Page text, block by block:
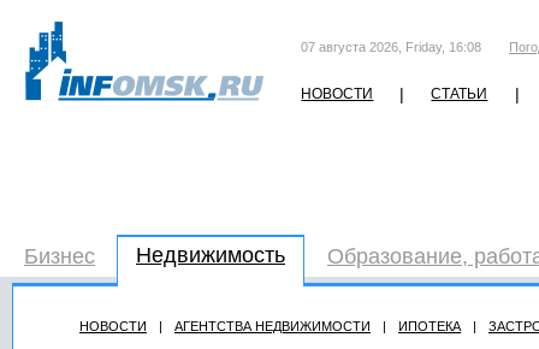
07 августа 2026, Friday, 16:08
НОВОСТИ | СТАТЬИ |
Бизнес Недвижимость Образование,
НОВОСТИ | АГЕНТСТВА НЕДВИЖИМОСТИ | ИПОТЕКА |